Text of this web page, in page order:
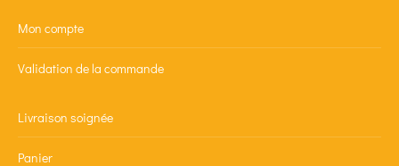
Mon compte
Validation de la commande
Livraison soignée
Panier